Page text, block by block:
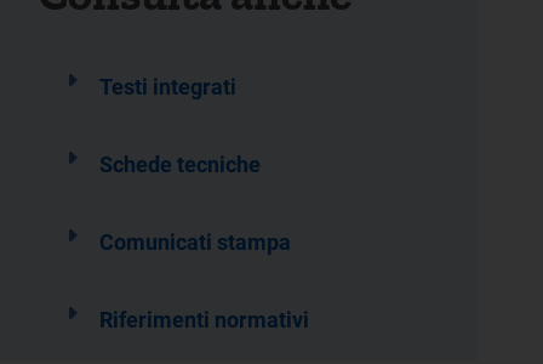
Testi integrati
Schede tecniche
Comunicati stampa
Riferimenti normativi